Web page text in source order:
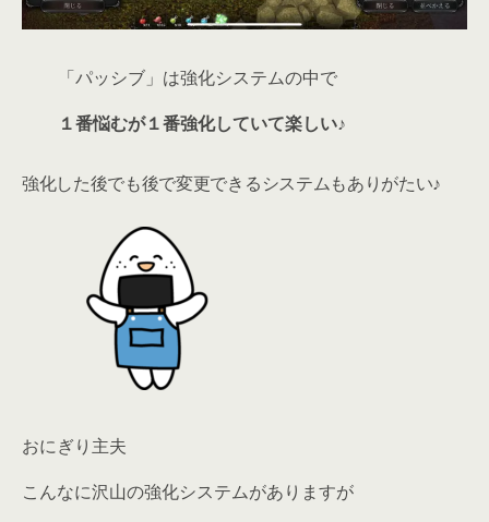
「パッシブ」は強化システムの中で
１番悩むが１番強化していて楽しい♪
強化した後でも後で変更できるシステムもありがたい♪
おにぎり主夫
こんなに沢山の強化システムがありますが